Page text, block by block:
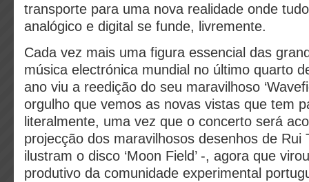
transporte para uma nova realidade onde
analógico e digital se funde, livremente.
Cada vez mais uma figura essencial das
música electrónica mundial no último quarto
ano viu a reedição do seu maravilhoso
orgulho que vemos as novas vistas que tem
literalmente, uma vez que o concerto será
projecção dos maravilhosos desenhos de Rui
ilustram o disco ‘Moon Field’ -, agora que
produtivo da comunidade experimental